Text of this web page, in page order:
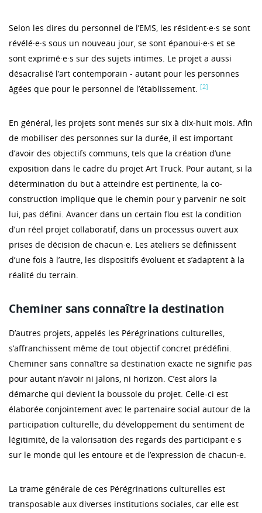
Selon les dires du personnel de l’EMS, les résident·e·s se sont
révélé·e·s sous un nouveau jour, se sont épanoui·e·s et se
sont exprimé·e·s sur des sujets intimes. Le projet a aussi
désacralisé l’art contemporain - autant pour les personnes
âgées que pour le personnel de l’établissement. [2]
En général, les projets sont menés sur six à dix-huit mois. Afin
de mobiliser des personnes sur la durée, il est important
d’avoir des objectifs communs, tels que la création d’une
exposition dans le cadre du projet Art Truck. Pour autant, si la
détermination du but à atteindre est pertinente, la co-
construction implique que le chemin pour y parvenir ne soit
lui, pas défini. Avancer dans un certain flou est la condition
d’un réel projet collaboratif, dans un processus ouvert aux
prises de décision de chacun·e. Les ateliers se définissent
d’une fois à l’autre, les dispositifs évoluent et s’adaptent à la
réalité du terrain.
Cheminer sans connaître la destination
D’autres projets, appelés les Pérégrinations culturelles,
s’affranchissent même de tout objectif concret prédéfini.
Cheminer sans connaître sa destination exacte ne signifie pas
pour autant n’avoir ni jalons, ni horizon. C’est alors la
démarche qui devient la boussole du projet. Celle-ci est
élaborée conjointement avec le partenaire social autour de la
participation culturelle, du développement du sentiment de
légitimité, de la valorisation des regards des participant·e·s
sur le monde qui les entoure et de l’expression de chacun·e.
La trame générale de ces Pérégrinations culturelles est
transposable aux diverses institutions sociales, car elle est